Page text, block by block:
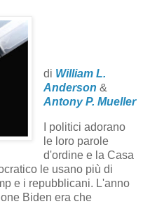
di William L.
Anderson &
Antony P. Mueller
I politici adorano
le loro parole
d'ordine e la Casa
le usano più di
e i repubblicani. L'anno
Biden era che